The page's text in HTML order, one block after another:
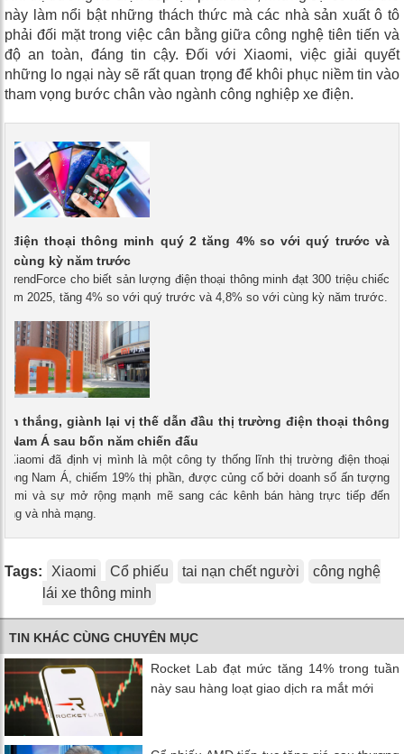
này làm nổi bật những thách thức mà các nhà sản xuất ô tô
phải đối mặt trong việc cân bằng giữa công nghệ tiên tiến và
độ an toàn, đáng tin cậy. Đối với Xiaomi, việc giải quyết
những lo ngại này sẽ rất quan trọng để khôi phục niềm tin vào
tham vọng bước chân vào ngành công nghiệp xe điện.
điện thoại thông minh quý 2 tăng 4% so với quý trước và
cùng kỳ năm trước
TrendForce cho biết sản lượng điện thoại thông minh đạt 300 triệu chiếc
2025, tăng 4% so với quý trước và 4,8% so với cùng kỳ năm trước.
thắng, giành lại vị thế dẫn đầu thị trường điện thoại thông
Nam Á sau bốn năm chiến đấu
Xiaomi đã định vị mình là một công ty thống lĩnh thị trường điện thoại
Nam Á, chiếm 19% thị phần, được củng cố bởi doanh số ấn tượng
và sự mở rộng mạnh mẽ sang các kênh bán hàng trực tiếp đến
và nhà mạng.
Tags: Xiaomi Cổ phiếu tai nạn chết người
công nghệ
lái xe thông minh
TIN KHÁC CÙNG CHUYÊN MỤC
Rocket Lab đạt mức tăng 14% trong tuần
này sau hàng loạt giao dịch ra mắt mới